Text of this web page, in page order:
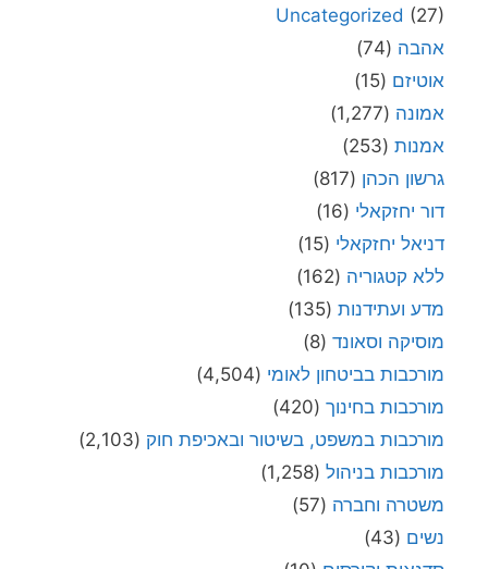
Uncategorized (27)
אהבה (74)
אוטיזם (15)
אמונה (1,277)
אמנות (253)
גרשון הכהן (817)
דור יחזקאלי (16)
דניאל יחזקאלי (15)
ללא קטגוריה (162)
מדע ועתידנות (135)
מוסיקה וסאונד (8)
מורכבות בביטחון לאומי (4,504)
מורכבות בחינוך (420)
מורכבות במשפט, בשיטור ובאכיפת חוק (2,103)
מורכבות בניהול (1,258)
משטרה וחברה (57)
נשים (43)